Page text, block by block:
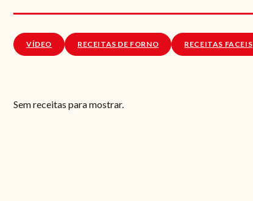
VÍDEO RECEITAS DE FORNO RECEITAS FACEIS
Sem receitas para mostrar.